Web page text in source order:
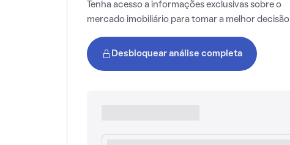
Tenha acesso a informações exclusivas sobre o
mercado imobiliário para tomar a melhor decisão
Desbloquear análise completa